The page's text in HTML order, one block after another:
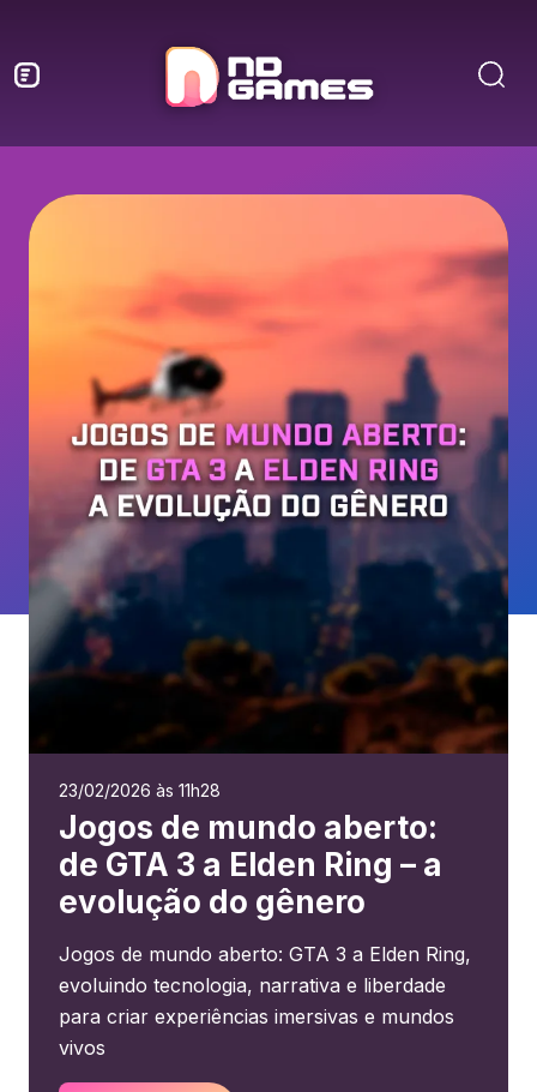
23/02/2026 às 11h28
Jogos de mundo aberto:
de GTA 3 a Elden Ring – a
evolução do gênero
Jogos de mundo aberto: GTA 3 a Elden Ring,
evoluindo tecnologia, narrativa e liberdade
para criar experiências imersivas e mundos
vivos